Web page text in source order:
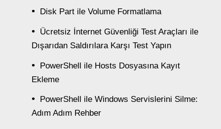
Disk Part ile Volume Formatlama
Ücretsiz İnternet Güvenliği Test Araçları ile
Dışarıdan Saldırılara Karşı Test Yapın
PowerShell ile Hosts Dosyasına Kayıt
Ekleme
PowerShell ile Windows Servislerini Silme:
Adım Adım Rehber